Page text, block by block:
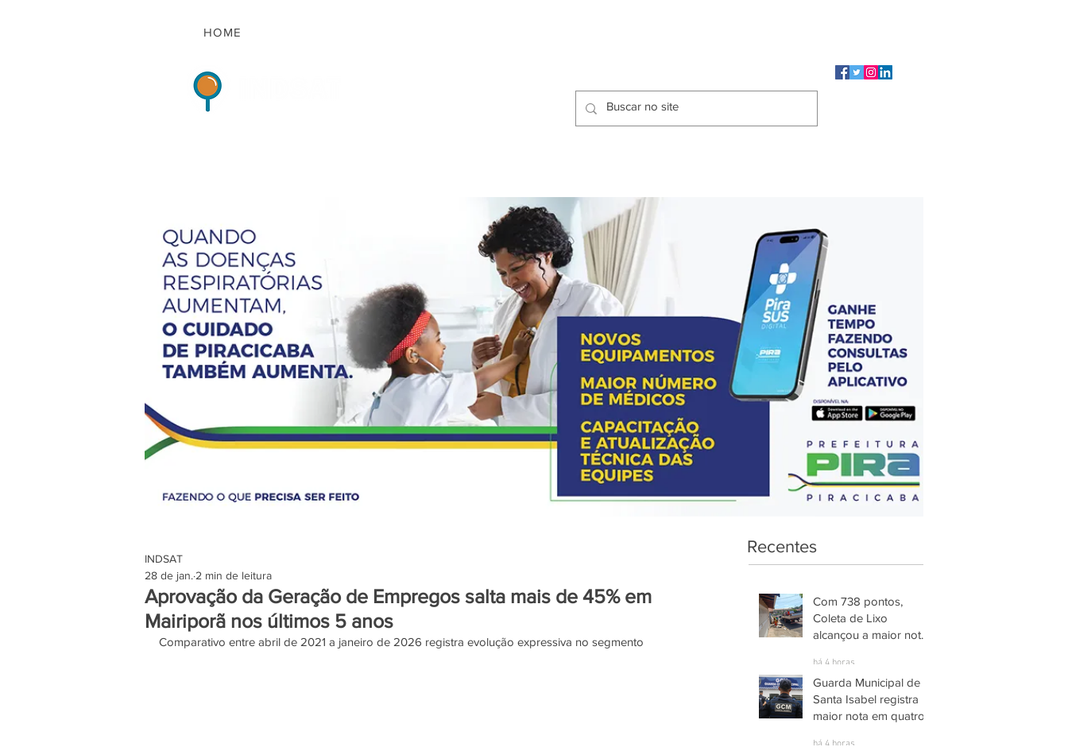
HOME
Aprovação da Geração de Empregos salta mais de 45% em
Mairiporã nos últimos 5 anos
INDSAT
28 de jan. 2 min de leitura
Comparativo entre abril de 2021 a janeiro de 2026 registra evolução expressiva no segmento
Recentes
Com 738 pontos,
Coleta de Lixo
alcançou a maior nota
avaliados em
Piracicaba
há 4 horas
Guarda Municipal de
Santa Isabel registra
maior nota em quatro
há 4 horas